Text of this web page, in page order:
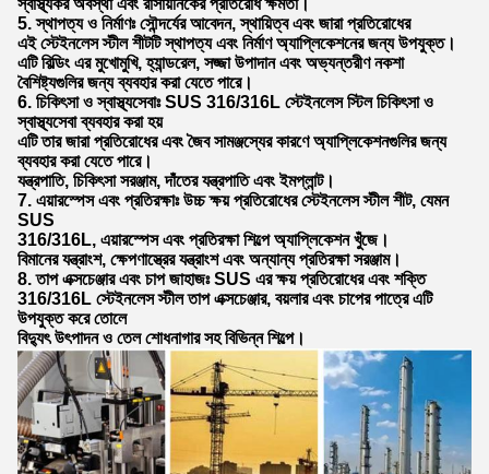
স্বাস্থ্যকর অবস্থা এবং রাসায়নিকের প্রতিরোধ ক্ষমতা।
5. স্থাপত্য ও নির্মাণঃ সৌন্দর্যের আবেদন, স্থায়িত্ব এবং জারা প্রতিরোধের
এই স্টেইনলেস স্টীল শীটটি স্থাপত্য এবং নির্মাণ অ্যাপ্লিকেশনের জন্য উপযুক্ত।
এটি বিল্ডিং এর মুখোমুখি, হ্যান্ডরেল, সজ্জা উপাদান এবং অভ্যন্তরীণ নকশা
বৈশিষ্ট্যগুলির জন্য ব্যবহার করা যেতে পারে।
6. চিকিৎসা ও স্বাস্থ্যসেবাঃ SUS 316/316L স্টেইনলেস স্টিল চিকিৎসা ও
স্বাস্থ্যসেবা ব্যবহার করা হয়
এটি তার জারা প্রতিরোধের এবং জৈব সামঞ্জস্যের কারণে অ্যাপ্লিকেশনগুলির জন্য
ব্যবহার করা যেতে পারে।
যন্ত্রপাতি, চিকিৎসা সরঞ্জাম, দাঁতের যন্ত্রপাতি এবং ইমপ্লান্ট।
7. এয়ারস্পেস এবং প্রতিরক্ষাঃ উচ্চ ক্ষয় প্রতিরোধের স্টেইনলেস স্টীল শীট, যেমন
SUS
316/316L, এয়ারস্পেস এবং প্রতিরক্ষা শিল্পে অ্যাপ্লিকেশন খুঁজে।
বিমানের যন্ত্রাংশ, ক্ষেপণাস্ত্রের যন্ত্রাংশ এবং অন্যান্য প্রতিরক্ষা সরঞ্জাম।
8. তাপ এক্সচেঞ্জার এবং চাপ জাহাজঃ SUS এর ক্ষয় প্রতিরোধের এবং শক্তি
316/316L স্টেইনলেস স্টীল তাপ এক্সচেঞ্জার, বয়লার এবং চাপের পাত্রে এটি
উপযুক্ত করে তোলে
বিদ্যুৎ উৎপাদন ও তেল শোধনাগার সহ বিভিন্ন শিল্পে।